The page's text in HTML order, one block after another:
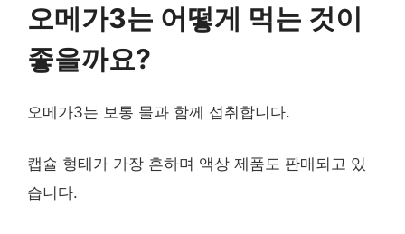
오메가3는 어떻게 먹는 것이
좋을까요?
오메가3는 보통 물과 함께 섭취합니다.
캡슐 형태가 가장 흔하며 액상 제품도 판매되고 있
습니다.